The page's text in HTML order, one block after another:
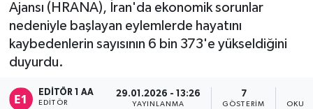
Ajansı (HRANA), İran'da ekonomik sorunlar
nedeniyle başlayan eylemlerde hayatını
kaybedenlerin sayısının 6 bin 373'e yükseldiğini
duyurdu.
EDITÖR 1 AA
EDITÖR
29.01.2026 - 13:26
YAYINLANMA
7
GÖSTERIM
Gündem
Magazin
Sağlık